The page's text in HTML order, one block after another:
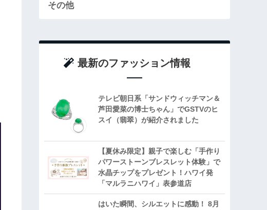
その他
最新のファッション情報
テレビ朝日系「サンドウィッチマン＆
芦田愛菜の博士ちゃん」でGSTVのヒ
スイ（翡翠）が紹介されました
【夏休み限定】親子で楽しむ「手作り
パワーストーンブレスレット体験」で
水晶チップをプレゼント！ハワイ発
「マルラニハワイ」表参道店
はいた瞬間、シルエットに感動！ 8月